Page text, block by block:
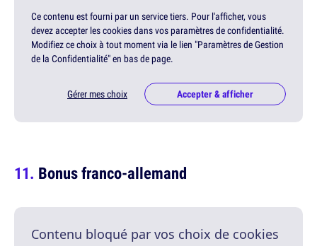
Ce contenu est fourni par un service tiers. Pour l'afficher, vous
devez accepter les cookies dans vos paramètres de confidentialité.
Modifiez ce choix à tout moment via le lien "Paramètres de Gestion
de la Confidentialité" en bas de page.
Gérer mes choix Accepter & afficher
Bonus franco-allemand
Contenu bloqué par vos choix de cookies